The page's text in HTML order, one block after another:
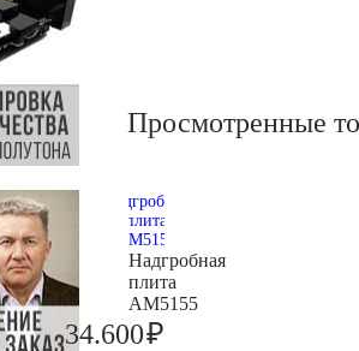
Просмотренные
Надгробная
плита
AM5155
34.600₽